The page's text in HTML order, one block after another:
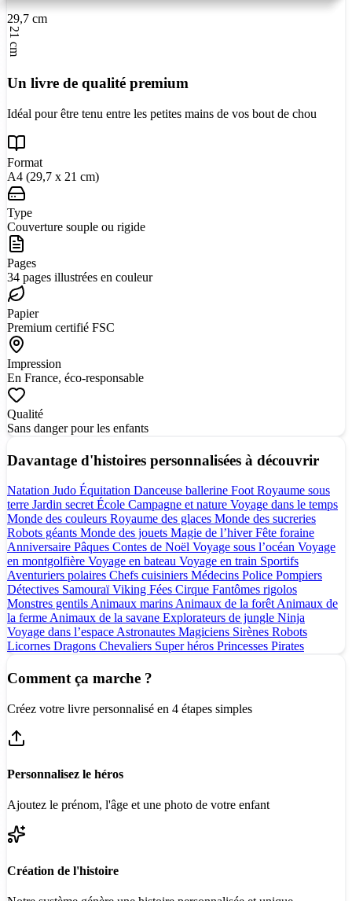
29,7 cm
21 cm
Un livre de qualité premium
Idéal pour être tenu entre les petites mains de vos bout de chou
Format
A4 (29,7 x 21 cm)
Type
Couverture souple ou rigide
Pages
34 pages illustrées en couleur
Papier
Premium certifié FSC
Impression
En France, éco-responsable
Qualité
Sans danger pour les enfants
Davantage d'histoires personnalisées à découvrir
Natation Judo Équitation Danceuse ballerine Foot Royaume sous
terre Jardin secret École Campagne et nature Voyage dans le temps
Monde des couleurs Royaume des glaces Monde des sucreries
Robots géants Monde des jouets Magie de l’hiverFête foraine
Anniversaire Pâques Contes de Noël Voyage sous l’océan Voyage
en montgolfière Voyage en bateau Voyage en train Sportifs
Aventuriers polaires Chefs cuisiniers Médecins Police Pompiers
Détectives SamouraïViking Fées Cirque Fantômes rigolos
Monstres gentils Animaux marins Animaux de la forêt Animaux de
la ferme Animaux de la savane Explorateurs de jungle Ninja
Voyage dans l’espace Astronautes Magiciens Sirènes Robots
Licornes Dragons Chevaliers Super héros Princesses Pirates
Comment ça marche ?
Créez votre livre personnalisé en 4 étapes simples
Personnalisez le héros
Ajoutez le prénom, l'âge et une photo de votre enfant
Création de l'histoire